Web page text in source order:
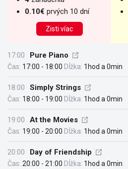
0.10€ prvých 10 dní
Zisti víac
17:00 Pure Piano
Čas: 17:00 - 18:00 Dĺžka: 1hod a 0min
18:00 Simply Strings
Čas: 18:00 - 19:00 Dĺžka: 1hod a 0min
19:00 At the Movies
Čas: 19:00 - 20:00 Dĺžka: 1hod a 0min
20:00 Day of Friendship
Čas: 20:00 - 21:00 Dĺžka: 1hod a 0min